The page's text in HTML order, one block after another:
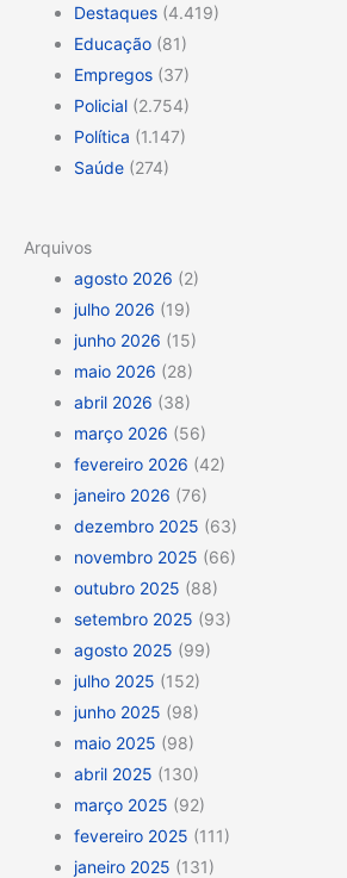
Destaques (4.419)
Educação (81)
Empregos (37)
Policial (2.754)
Política (1.147)
Saúde (274)
Arquivos
agosto 2026 (2)
julho 2026 (19)
junho 2026 (15)
maio 2026 (28)
abril 2026 (38)
março 2026 (56)
fevereiro 2026 (42)
janeiro 2026 (76)
dezembro 2025 (63)
novembro 2025 (66)
outubro 2025 (88)
setembro 2025 (93)
agosto 2025 (99)
julho 2025 (152)
junho 2025 (98)
maio 2025 (98)
abril 2025 (130)
março 2025 (92)
fevereiro 2025 (111)
janeiro 2025 (131)